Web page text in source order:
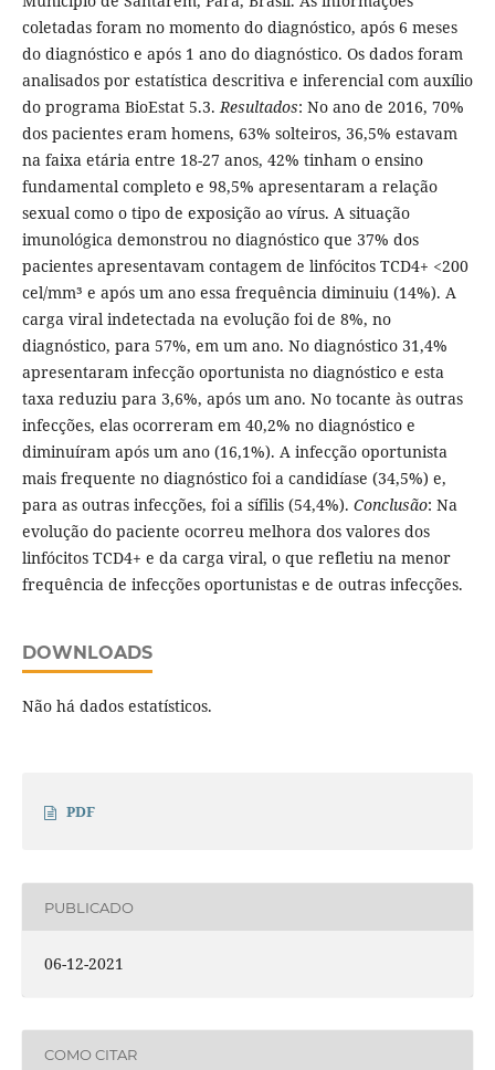
coletadas foram no momento do diagnóstico, após 6 meses
do diagnóstico e após 1 ano do diagnóstico. Os dados foram
analisados por estatística descritiva e inferencial com auxílio
do programa BioEstat 5.3.Resultados: No ano de 2016, 70%
dos pacientes eram homens, 63% solteiros, 36,5% estavam
na faixa etária entre 18-27 anos, 42% tinham o ensino
fundamental completo e 98,5% apresentaram a relação
sexual como o tipo de exposição ao vírus. A situação
imunológica demonstrou no diagnóstico que 37% dos
pacientes apresentavam contagem de linfócitos TCD4+ <200
cel/mm³ e após um ano essa frequência diminuiu (14%). A
carga viral indetectada na evolução foi de 8%, no
diagnóstico, para 57%, em um ano. No diagnóstico 31,4%
apresentaram infecção oportunista no diagnóstico e esta
taxa reduziu para 3,6%, após um ano. No tocante às outras
infecções, elas ocorreram em 40,2% no diagnóstico e
diminuíram após um ano (16,1%). A infecção oportunista
mais frequente no diagnóstico foi a candidíase (34,5%) e,
para as outras infecções, foi a sífilis (54,4%). Conclusão: Na
evolução do paciente ocorreu melhora dos valores dos
linfócitos TCD4+ e da carga viral, o que refletiu na menor
frequência de infecções oportunistas e de outras infecções.
DOWNLOADS
Não há dados estatísticos.
PDF
PUBLICADO
06-12-2021
COMO CITAR